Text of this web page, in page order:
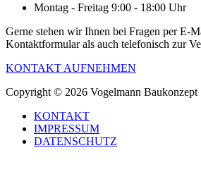
Montag - Freitag 9:00 - 18:00 Uhr
Gerne stehen wir Ihnen bei Fragen per E-
Kontaktformular als auch telefonisch zur
KONTAKT AUFNEHMEN
Copyright © 2026 Vogelmann Baukonzept
KONTAKT
IMPRESSUM
DATENSCHUTZ